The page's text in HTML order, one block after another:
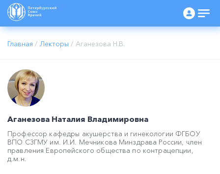
Главная / Лекторы / Аганезова Н.В.
Аганезова Наталия Владимировна
Профессор кафедры акушерства и гинекологии ФГБОУ
ВПО СЗГМУ им. И.И. Мечникова Минздрава России, член
правления Европейского общества по контрацепции,
д.м.н.